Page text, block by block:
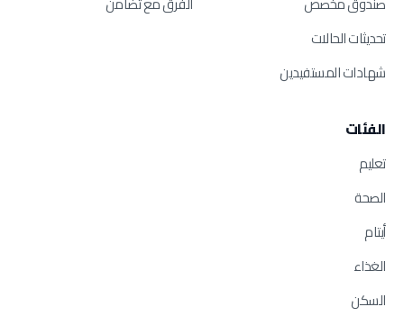
تحديثات الحالات
شهادات المستفيدين
الفئات
تعليم
الصحة
أيتام
الغذاء
السكن